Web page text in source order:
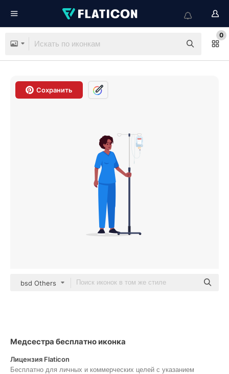
0
Сохранить
bsd Others
Медсестра бесплатно иконка
Лицензия Flaticon
Бесплатно для личных и коммерческих целей с указанием